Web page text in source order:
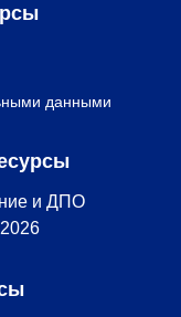
данными
и ДПО